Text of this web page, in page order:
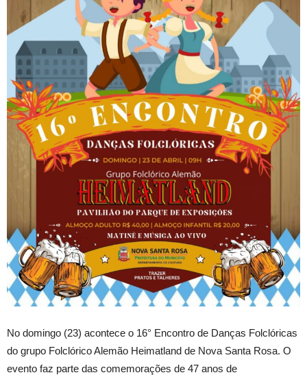
No domingo (23) acontece o 16° Encontro de Danças Folclóricas
do grupo Folclórico Alemão Heimatland de Nova Santa Rosa. O
evento faz parte das comemorações de 47 anos de